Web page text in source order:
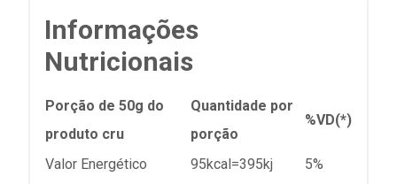
Informações
Nutricionais
Porção de 50g do
produto cru
Quantidade por
porção
%VD(*)
Valor Energético 95kcal=395kj
5%